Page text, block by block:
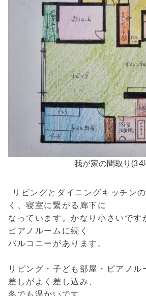
我が家の間取り(34
リビングとダイニングキッチン
く、寝室に繋がる廊下に
なっています。かなり小さいです
ピアノルームに続く
バルコニーがあります。
リビング・子ども部屋・ピアノル
差しがよく差し込み、